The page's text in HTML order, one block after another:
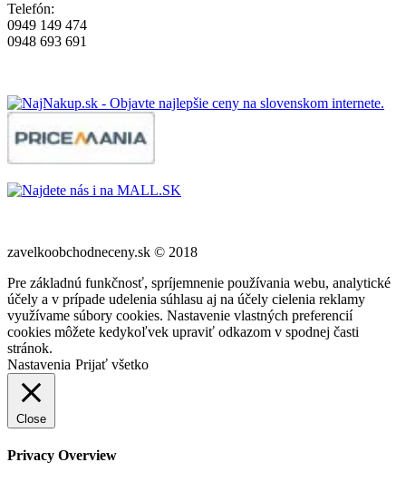
Telefón:
0949 149 474
0948 693 691
zavelkoobchodneceny.sk © 2018
Pre základnú funkčnosť, spríjemnenie používania webu, analytické
účely a v prípade udelenia súhlasu aj na účely cielenia reklamy
využívame súbory cookies. Nastavenie vlastných preferencií
cookies môžete kedykoľvek upraviť odkazom v spodnej časti
stránok.
Nastavenia Prijať všetko
Close
Privacy Overview